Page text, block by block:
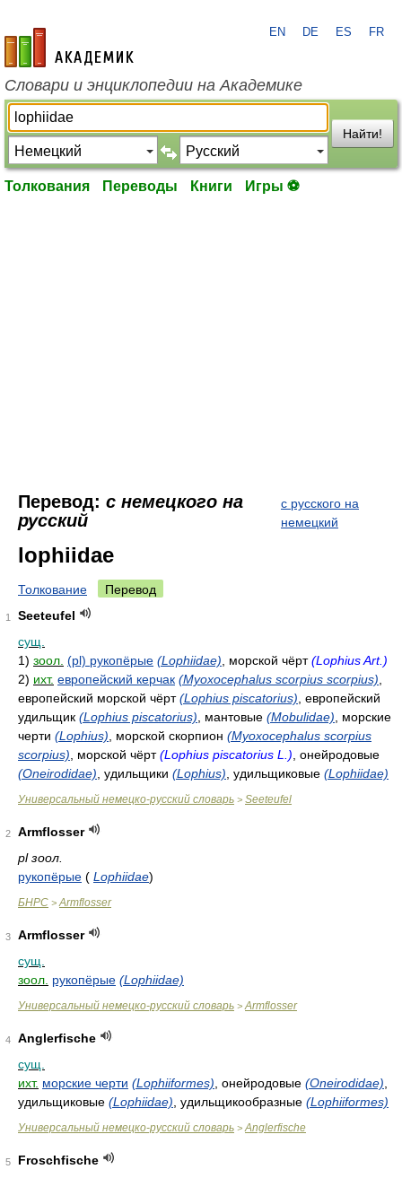
academic.ru
EN DE ES FR
Словари и энциклопедии на Академике
Найти!
Толкования Переводы Книги Игры ⚽
Перевод: с немецкого на
русский
с русского на
немецкий
lophiidae
Толкование Перевод
1
Seeteufel
сущ.
1) зоол. (pl) рукопёрые (Lophiidae) , морской чёрт(Lophius Art.)
2) ихт. европейский керчак (Myoxocephalus scorpius scorpius)
европейский морской чёрт(Lophius piscatorius) , европейский
удильщик (Lophius piscatorius) , мантовые (Mobulidae) , морские
черти (Lophius) , морской скорпион (Myoxocephalus scorpius
scorpius) , морской чёрт(Lophius piscatorius L.) , онейродовые
(Oneirodidae) , удильщики (Lophius) , удильщиковые (Lophiidae)
Универсальный немецко-русский словарь > Seeteufel
2
Armflosser
pl зоол.
рукопёрые ( Lophiidae)
БНРС > Armflosser
3
Armflosser
сущ.
зоол. рукопёрые (Lophiidae)
Универсальный немецко-русский словарь > Armflosser
4
Anglerfische
сущ.
ихт. морские черти (Lophiiformes) , онейродовые (Oneirodidae)
удильщиковые (Lophiidae) , удильщикообразные (Lophiiformes)
Универсальный немецко-русский словарь > Anglerfische
5
Froschfische